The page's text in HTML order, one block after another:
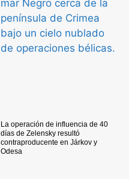
La operación de influencia de 40
días de Zelensky resultó
contraproducente en Járkov y
Odesa